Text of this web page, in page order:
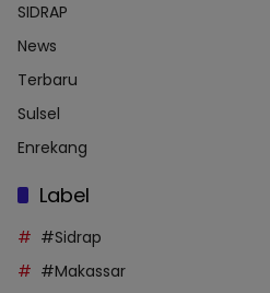
SIDRAP
News
Terbaru
Sulsel
Enrekang
Label
#Sidrap
#Makassar